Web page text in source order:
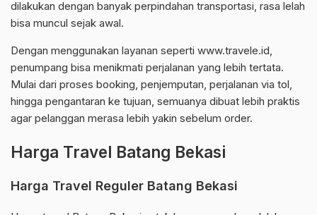
dilakukan dengan banyak perpindahan transportasi, rasa lelah
bisa muncul sejak awal.
Dengan menggunakan layanan seperti www.travele.id,
penumpang bisa menikmati perjalanan yang lebih tertata.
Mulai dari proses booking, penjemputan, perjalanan via tol,
hingga pengantaran ke tujuan, semuanya dibuat lebih praktis
agar pelanggan merasa lebih yakin sebelum order.
Harga Travel Batang Bekasi
Harga Travel Reguler Batang Bekasi